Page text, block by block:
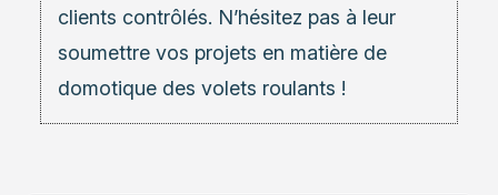
clients contrôlés. N’hésitez pas à leur
soumettre vos projets en matière de
domotique des volets roulants !